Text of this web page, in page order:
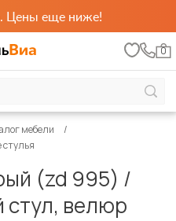
Цены еще ниже!
0
мебели
(zd 995) /
стул, велюр